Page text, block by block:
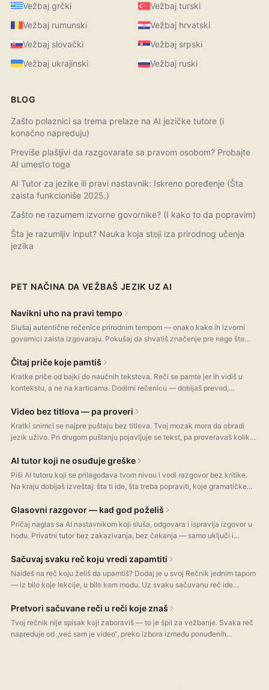
Vežbaj grčki
Vežbaj turski
Vežbaj rumunski
Vežbaj hrvatski
Vežbaj slovački
Vežbaj srpski
Vežbaj ukrajinski
Vežbaj ruski
BLOG
Zašto polaznici sa trema prelaze na AI jezičke tutore (i
konačno napreduju)
Previše plašljivi da razgovarate sa pravom osobom? Probajte
AI umesto toga
AI Tutor za jezike ili pravi nastavnik: Iskreno poređenje (Šta
zaista funkcioniše 2025.)
Zašto ne razumem izvorne govornike? (I kako to da popravim)
Šta je razumljiv input? Nauka koja stoji iza prirodnog učenja
jezika
PET NAČINA DA VEŽBAŠ JEZIK UZ AI
Navikni uho na pravi tempo
Slušaj autentične rečenice prirodnim tempom — onako kako ih izvorni
govornici zaista izgovaraju. Pokušaj da shvatiš značenje pre nego što
većina aplikacija preskače.
Čitaj priče koje pamtiš
Kratke priče od bajki do naučnih tekstova. Reči se pamte jer ih vidiš u
kontekstu, a ne na karticama. Dodirni rečenicu — dobijaš prevod,
Video bez titlova — pa proveri
Kratki snimci se najpre puštaju bez titlova. Tvoj mozak mora da obradi
jezik uživo. Pri drugom puštanju pojavljuje se tekst, pa proveravaš koliko
AI tutor koji ne osuđuje greške
Piši AI tutoru koji se prilagođava tvom nivou i vodi razgovor bez kritike.
Na kraju dobijaš izveštaj: šta ti ide, šta treba popraviti, koje gramatičke
Glasovni razgovor — kad god poželiš
Pričaj naglas sa AI nastavnikom koji sluša, odgovara i ispravlja izgovor u
hodu. Privatni tutor bez zakazivanja, bez čekanja — samo uključi i
Sačuvaj svaku reč koju vredi zapamtiti
Naiđeš na reč koju želiš da upamtiš? Dodaj je u svoj Rečnik jednim tapom
— iz bilo koje lekcije, u bilo kom modu. Uz svaku sačuvanu reč ide
sve čuvaš direktno na svom uređaju.
Pretvori sačuvane reči u reči koje znaš
Tvoj rečnik nije spisak koji zaboraviš — to je špil za vežbanje. Svaka reč
napreduje od „već sam je video“, preko izbora između ponuđenih